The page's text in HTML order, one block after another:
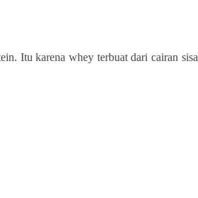
Itu karena whey terbuat dari cairan sisa